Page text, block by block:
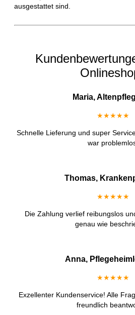
ausgestattet sind.
Maria,
★★★★★
Schnelle Lieferung und super
war
Thomas,
★★★★★
Die Zahlung verlief reibungslos
genau wie
Anna,
★★★★★
Exzellenter Kundenservice! Alle
freundlich